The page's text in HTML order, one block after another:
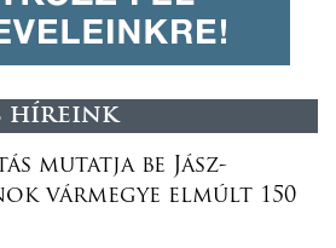
híreink
mutatja be Jász-
vármegye elmúlt 150